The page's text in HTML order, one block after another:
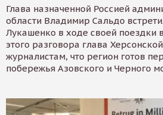
Глава назначенной Россией
области Владимир Сальдо
Лукашенко в ходе своей поездки
этого разговора глава
журналистам, что регион готов
побережья Азовского и Черного